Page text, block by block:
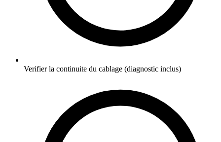
Verifier la continuite du cablage (diagnostic inclus)